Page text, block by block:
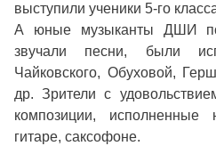
выступили ученики 5-го
А юные музыканты ДШИ
звучали песни, были
Чайковского, Обуховой,
др. Зрители с
композиции,
гитаре, саксофоне.